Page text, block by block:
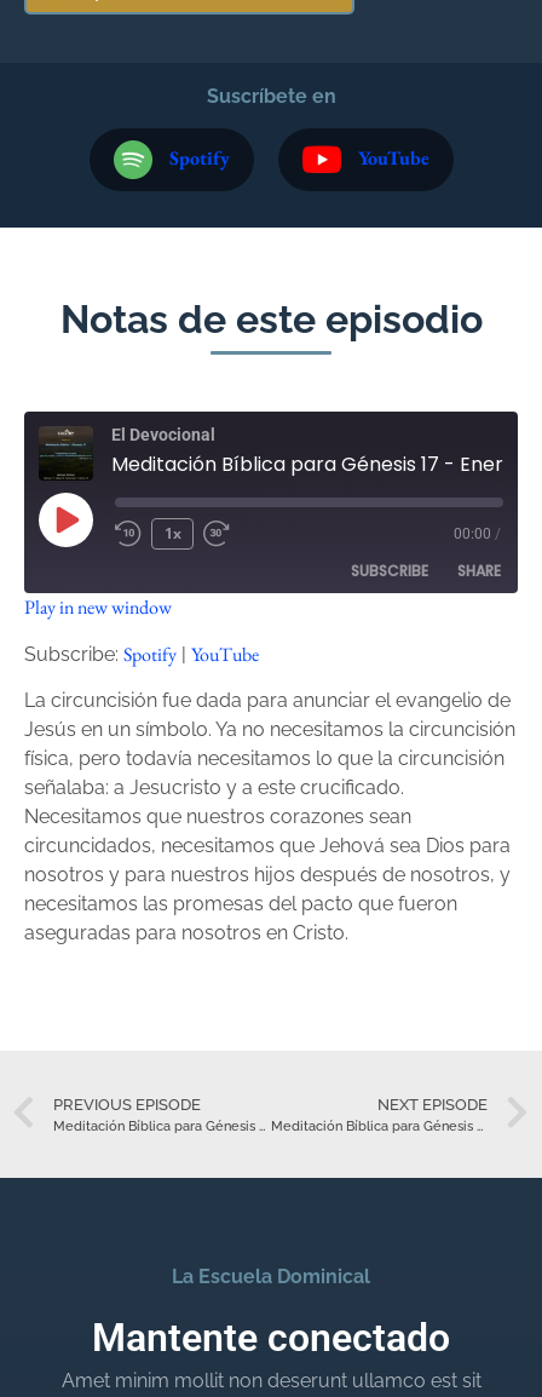
Suscríbete en
Spotify YouTube
Notas de este episodio
El Devocional
1x 00:00 /
SUBSCRIBE SHARE
Spotify
SHARE
LINK
EMBED
Play in new window
Subscribe: Spotify | YouTube
La circuncisión fue dada para anunciar el evangelio de
Jesús en un símbolo. Ya no necesitamos la circuncisión
física, pero todavía necesitamos lo que la circuncisión
señalaba: a Jesucristo y a este crucificado.
Necesitamos que nuestros corazones sean
circuncidados, necesitamos que Jehová sea Dios para
nosotros y para nuestros hijos después de nosotros, y
necesitamos las promesas del pacto que fueron
aseguradas para nosotros en Cristo.
PREVIOUS EPISODE
Meditación Bíblica para Génesis 17 – Enero 16
NEXT EPISODE
Meditación Bíblica para Génesis 17 – Enero 16
La Escuela Dominical
Mantente conectado
Amet minim mollit non deserunt ullamco est sit